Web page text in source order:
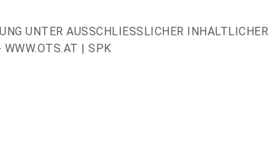
UNTER AUSSCHLIESSLICHER INHALTLICHER
WWW.OTS.AT | SPK